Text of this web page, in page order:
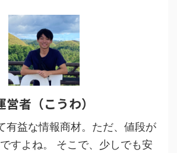
営者（こうわ）
有益な情報商材。ただ、値段が
すよね。 そこで、少しでも安